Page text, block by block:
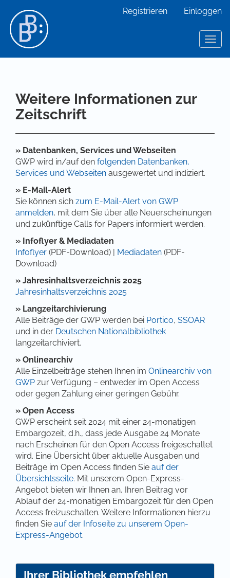
Hauptinhalt
Sidebar
Registrieren Einloggen
Weitere Informationen zur
Zeitschrift
» Datenbanken, Services und Webseiten
GWP wird in/auf den folgenden Datenbanken,
Services und Webseiten ausgewertet und indiziert.
» E-Mail-Alert
Sie können sich zum E-Mail-Alert von GWP
anmelden, mit dem Sie über alle Neuerscheinungen
und zukünftige Calls for Papers informiert werden.
» Infoflyer & Mediadaten
Infoflyer (PDF-Download) | Mediadaten (PDF-
Download)
» Jahresinhaltsverzeichnis 2025
Jahresinhaltsverzeichnis 2025
» Langzeitarchivierung
Alle Beiträge der GWP werden bei Portico, SSOAR
und in der Deutschen Nationalbibliothek
langzeitarchiviert.
» Onlinearchiv
Alle Einzelbeiträge stehen Ihnen im Onlinearchiv von
GWP zur Verfügung – entweder im Open Access
oder gegen Zahlung einer geringen Gebühr.
» Open Access
GWP erscheint seit 2024 mit einer 24-monatigen
Embargozeit, d.h., dass jede Ausgabe 24 Monate
nach Erscheinen für den Open Access freigeschaltet
wird. Eine Übersicht über aktuelle Ausgaben und
Beiträge im Open Access finden Sie auf der
Übersichtsseite. Mit unserem Open-Express-
Angebot bieten wir Ihnen an, Ihren Beitrag vor
Ablauf der 24-monatigen Embargozeit für den Open
Access freizuschalten. Weitere Informationen hierzu
finden Sie auf der Infoseite zu unserem Open-
Express-Angebot.
Ihrer Bibliothek empfehlen